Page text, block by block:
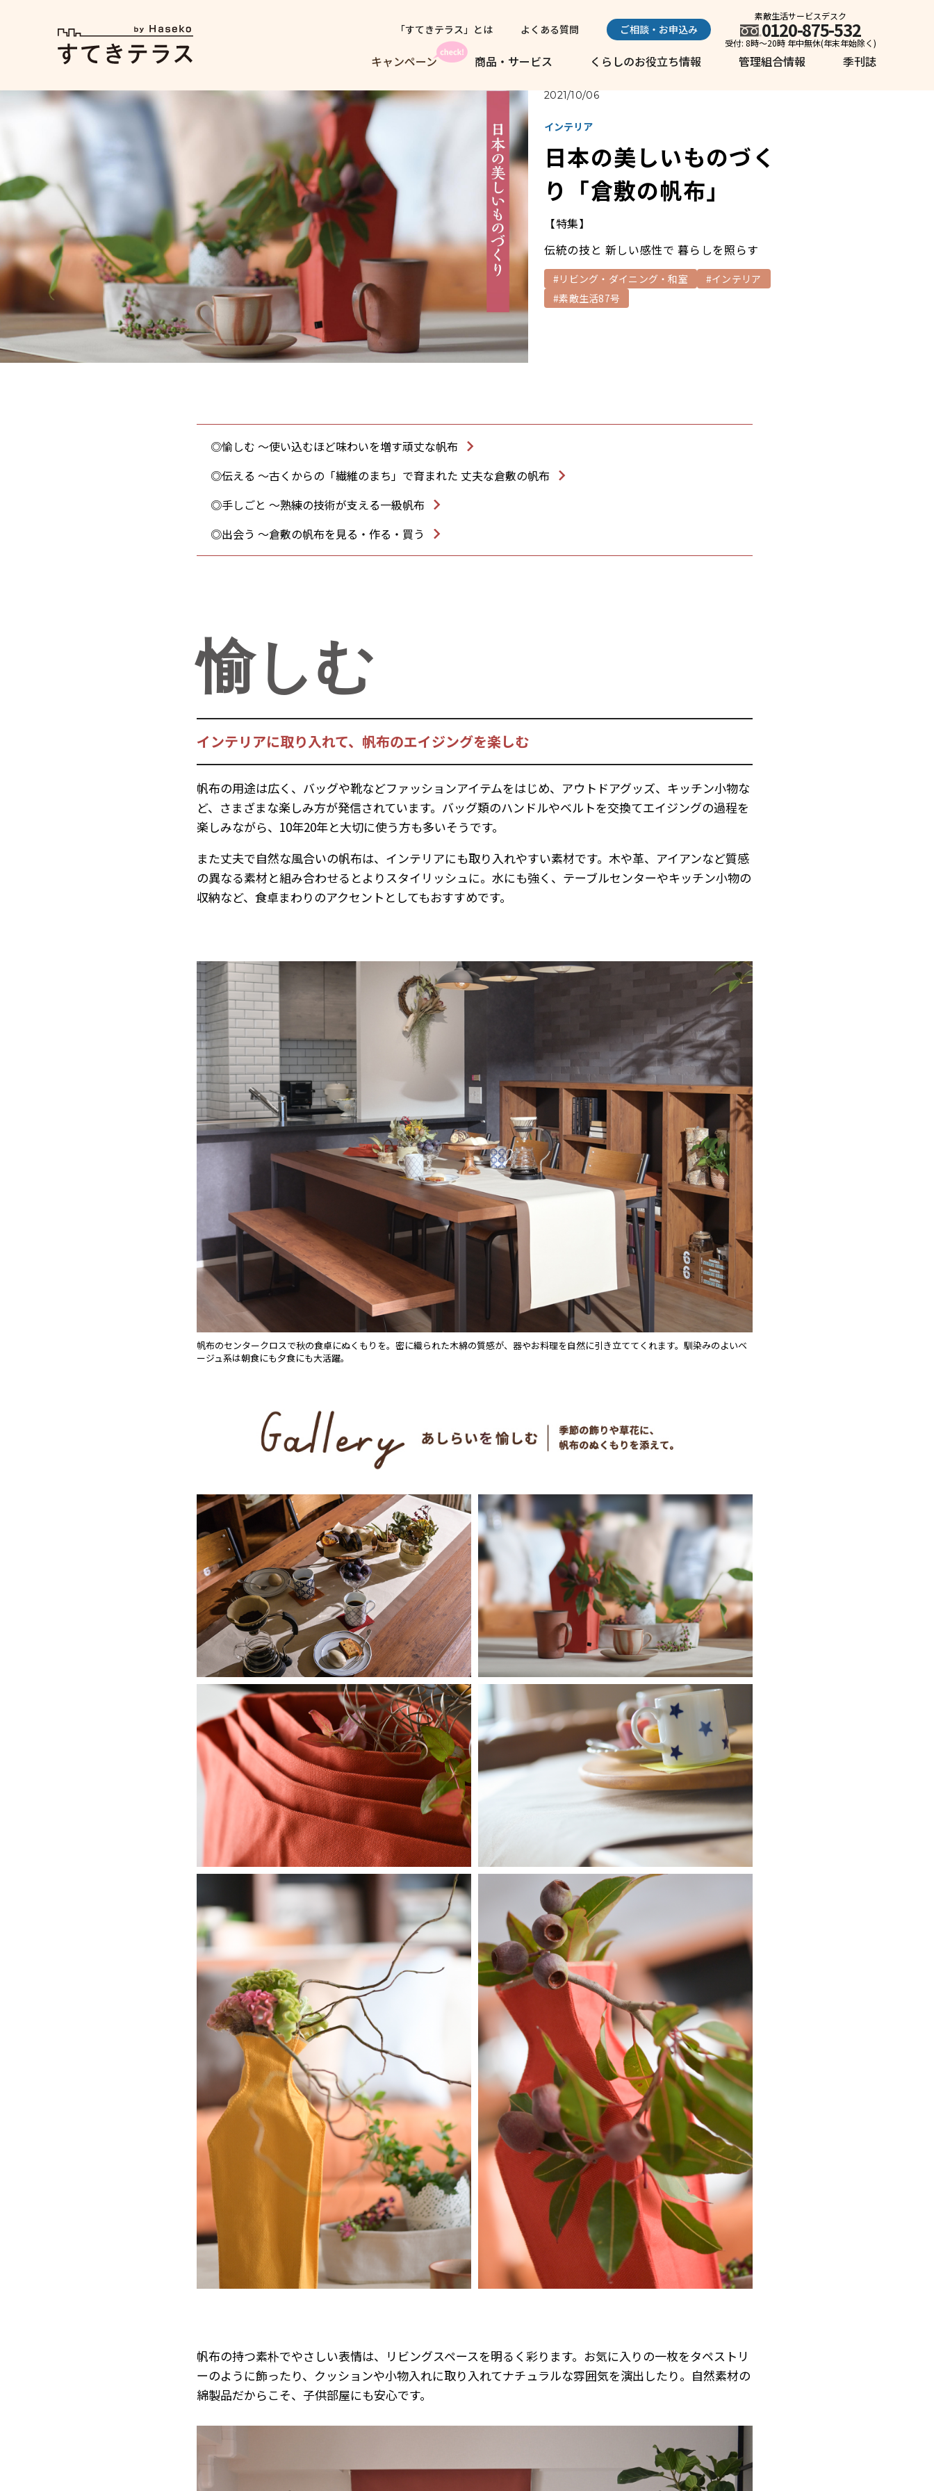
キャンペーン 商品・サービス くらしのお役立ち情報 管理組合情報 季刊誌
「すてきテラス」とは よくある質問 ご相談・お申込み
素敵生活サービスデスク
0120-875-532
受付: 8時～20時 年中無休(年末年始除く)
2021/10/06
インテリア
日本の美しいものづく
り「倉敷の帆布」
【特集】
伝統の技と 新しい感性で 暮らしを照らす
#リビング・ダイニング・和室
#インテリア
#素敵生活87号
愉しむ 〜使い込むほど味わいを増す頑丈な帆布
伝える 〜古くからの「繊維のまち」で育まれた 丈夫な倉敷の帆布
手しごと 〜熟練の技術が支える一級帆布
出会う 〜倉敷の帆布を見る・作る・買う
愉しむ
インテリアに取り入れて、帆布のエイジングを楽しむ
帆布の用途は広く、バッグや靴などファッションアイテムをはじめ、アウトドアグッズ、キッチン小物な
ど、さまざまな楽しみ方が発信されています。バッグ類のハンドルやベルトを交換てエイジングの過程を
楽しみながら、10年20年と大切に使う方も多いそうです。
また丈夫で自然な風合いの帆布は、インテリアにも取り入れやすい素材です。木や革、アイアンなど質感
の異なる素材と組み合わせるとよりスタイリッシュに。水にも強く、テーブルセンターやキッチン小物の
収納など、食卓まわりのアクセントとしてもおすすめです。
帆布のセンタークロスで秋の食卓にぬくもりを。密に織られた木綿の質感が、器やお料理を自然に引き立ててくれます。馴染みのよいベ
ージュ系は朝食にも夕食にも大活躍。
帆布の持つ素朴でやさしい表情は、リビングスペースを明るく彩ります。お気に入りの一枚をタペストリ
ーのように飾ったり、クッションや小物入れに取り入れてナチュラルな雰囲気を演出したり。自然素材の
綿製品だからこそ、子供部屋にも安心です。